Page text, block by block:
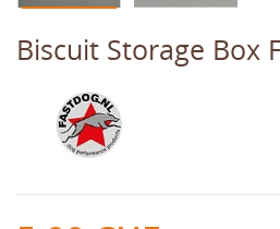
Biscuit Storage Box